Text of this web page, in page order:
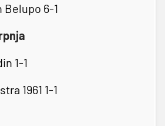
Belupo 6-1
1-1
1961 1-1